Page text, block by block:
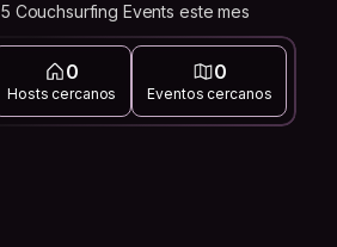
5 Couchsurfing Events este mes
0
Hosts cercanos
0
Eventos cercanos